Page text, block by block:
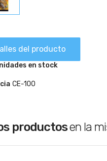
del producto
en stock
CE-100
productosen la